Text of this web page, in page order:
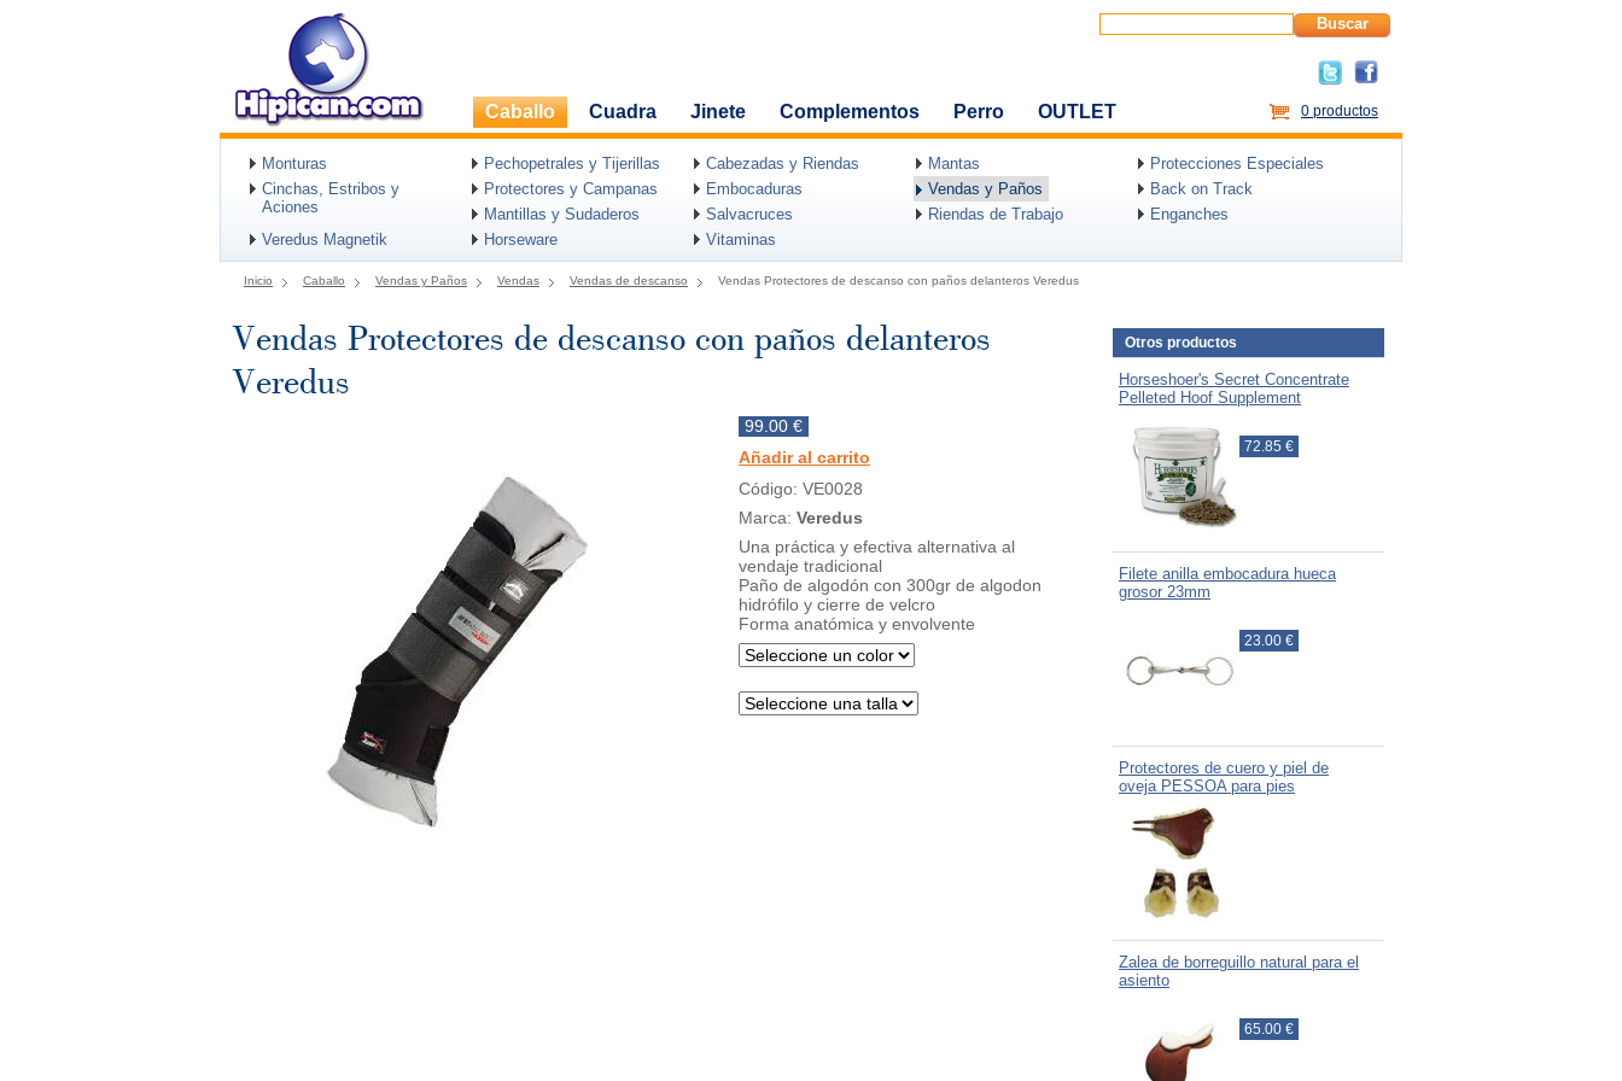
Buscar
Caballo Cuadra Jinete Complementos Perro OUTLET 0 productos
Monturas Pechopetrales y Tijerillas Cabezadas y Riendas Mantas
Protecciones Especiales
Cinchas, Estribos y
Aciones
Protectores y Campanas Embocaduras Vendas y Paños
Back on Track
Mantillas y Sudaderos
Salvacruces Riendas de Trabajo
Enganches
Veredus Magnetik
Horseware Vitaminas
Inicio Caballo Vendas y Paños Vendas Vendas de descanso Vendas Protectores de descanso con paños delanteros Veredus
Vendas Protectores de descanso con paños delanteros
Veredus
99.00 €
Añadir al carrito
Código: VE0028
Marca: Veredus
Una práctica y efectiva alternativa al
vendaje tradicional
Paño de algodón con 300gr de algodon
hidrófilo y cierre de velcro
Forma anatómica y envolvente
Otros productos
Horseshoer's Secret Concentrate
Pelleted Hoof Supplement
72.85 €
Filete anilla embocadura hueca
grosor 23mm
23.00 €
Protectores de cuero y piel de
oveja PESSOA para pies
Zalea de borreguillo natural para el
asiento
65.00 €